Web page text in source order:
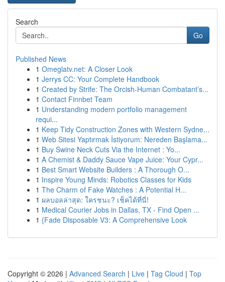
Search
Go
Published News
1 Omeglatv.net: A Closer Look
1 Jerrys CC: Your Complete Handbook
1 Created by Strife: The Orcish-Human Combatant’s...
1 Contact Finnbet Team
1 Understanding modern portfolio management
requi...
1 Keep Tidy Construction Zones with Western Sydne...
1 Web Sitesi Yaptırmak İstiyorum: Nereden Başlama...
1 Buy Swine Neck Cuts Via the Internet : Yo...
1 A Chemist & Daddy Sauce Vape Juice: Your Cypr...
1 Best Smart Website Builders : A Thorough O...
1 Inspire Young Minds: Robotics Classes for Kids
1 The Charm of Fake Watches : A Potential H...
1 ผลบอลล่าสุด: ใครชนะ? เช็คได้ที่นี่!
1 Medical Courier Jobs in Dallas, TX - Find Open ...
1 {Fade Disposable V3: A Comprehensive Look
Copyright © 2026 | Advanced Search | Live | Tag Cloud | Top